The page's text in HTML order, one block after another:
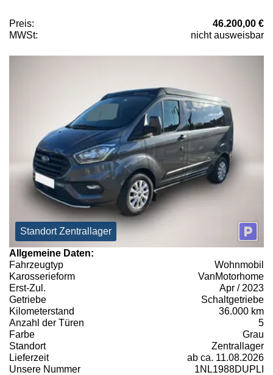
Preis:
46.200,00 €
MWSt:
nicht ausweisbar
Standort Zentrallager
Allgemeine Daten:
Fahrzeugtyp
Wohnmobil
Karosserieform
VanMotorhome
Erst-Zul.
Apr / 2023
Getriebe
Schaltgetriebe
Kilometerstand
36.000 km
Anzahl der Türen
5
Farbe
Grau
Standort
Zentrallager
Lieferzeit
ab ca. 11.08.2026
Unsere Nummer
1NL1988DUPLI